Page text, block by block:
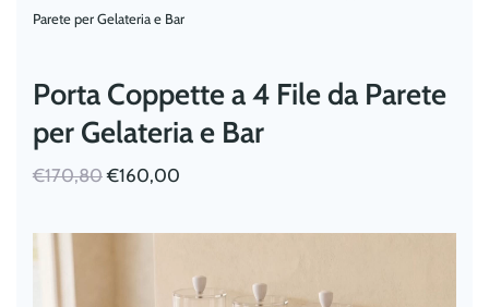
Parete per Gelateria e Bar
Porta Coppette a 4 File da Parete
per Gelateria e Bar
€170,80Il
originale
€160,00
attuale
€160,00.